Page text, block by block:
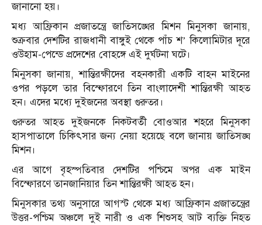
জানানো হয়।
মধ্য আফ্রিকান প্রজাতন্ত্রে জাতিসঙ্ঘের মিশন মিনুসকা জানায়,
শুক্রবার দেশটির রাজধানী বাঙ্গুই থেকে পাঁচ শ’ কিলোমিটার দূরে
ওউহাম-পেন্ডে প্রদেশের বোহঙ্গে এই দুর্ঘটনা ঘটে।
মিনুসকা জানায়, শান্তিরক্ষীদের বহনকারী একটি বাহন মাইনের
ওপর পড়লে তার বিস্ফোরণে তিন বাংলাদেশী শান্তিরক্ষী আহত
হন। এদের মধ্যে দুইজনের অবস্থা গুরুতর।
গুরুতর আহত দুইজনকে নিকটবর্তী বোওআর শহরে মিনুসকা
হাসপাতালে চিকিৎসার জন্য নেয়া হয়েছে বলে জানায় জাতিসঙ্ঘ
মিশন।
এর আগে বৃহস্পতিবার দেশটির পশ্চিমে অপর এক মাইন
বিস্ফোরণে তানজানিয়ার তিন শান্তিরক্ষী আহত হন।
মিনুসকার তথ্য অনুসারে আগস্ট থেকে মধ্য আফ্রিকান প্রজাতন্ত্রের
উত্তর-পশ্চিম অঞ্চলে দুই নারী ও এক শিশুসহ আট ব্যক্তি নিহত